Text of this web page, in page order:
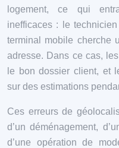
logement, ce qui
inefficaces : le
terminal mobile cherche
adresse. Dans ce cas,
le bon dossier client, et
sur des estimations
Ces erreurs de
d’un déménagement,
d’une opération de